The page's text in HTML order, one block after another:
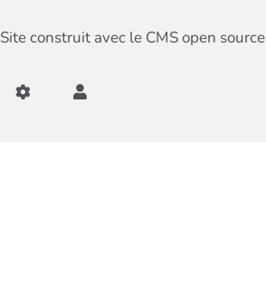
Site construit avec le CMS open source